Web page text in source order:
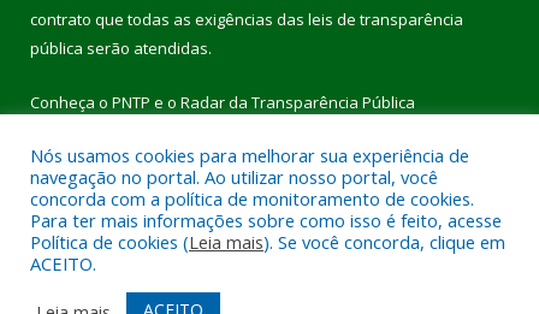
contrato que todas as exigências das leis de transparência
pública serão atendidas.
Conheça o PNTP e o Radar da Transparência Pública
Todos os direitos reservados a Prefeitura Municipal de Pau
D’Arco.
Mapa do Site Acessar Área Administrativa
Nós usamos cookies para melhorar sua experiência de
navegação no portal. Ao utilizar nosso portal, você
concorda com a política de monitoramento de cookies.
Para ter mais informações sobre como isso é feito, acesse
Política de cookies (Leia mais). Se você concorda, clique em
ACEITO.